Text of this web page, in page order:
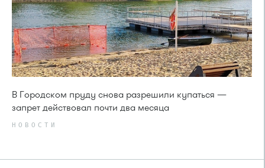
В Городском пруду снова разрешили купаться —
запрет действовал почти два месяца
НОВОСТИ